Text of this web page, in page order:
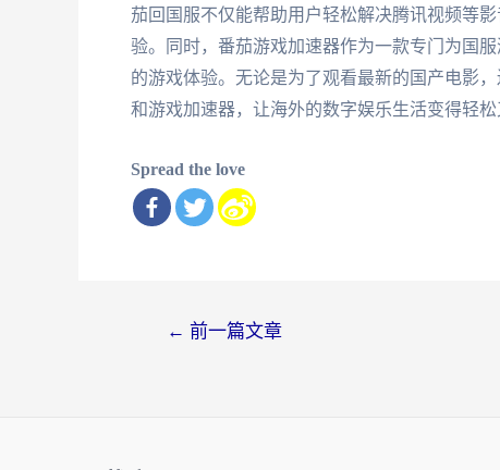
茄回国服不仅能帮助用户轻松解决腾讯视频等
验。同时，番茄游戏加速器作为一款专门为国
的游戏体验。无论是为了观看最新的国产电影
和游戏加速器，让海外的数字娱乐生活变得轻松
Spread the love
← 前一篇文章